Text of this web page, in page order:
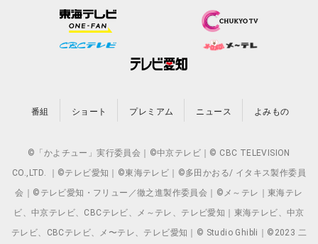
番組 ショート プレミアム ニュース よみもの
©「かよチュー」実行委員会｜©中京テレビ｜© CBC TELEVISION
CO.,LTD. ｜©テレビ愛知｜©東海テレビ｜©多田かおる/ イタキス製作委員
会｜©テレビ愛知・フリュー／徹之進製作委員会｜©メ～テレ｜東海テレ
ビ、中京テレビ、CBCテレビ、メ～テレ、テレビ愛知｜東海テレビ、中京
テレビ、CBCテレビ、メ〜テレ、テレビ愛知｜© Studio Ghibli｜©2023 二